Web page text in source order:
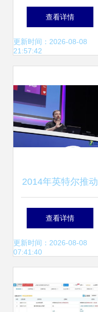
工科程序员在量化
投资中的优劣势分
查看详情
更新时间：2026-08-08
21:57:42
2014年英特尔推动
身临其境化互动设
备 软硬件协同的创
查看详情
更新时间：2026-08-08
07:41:40